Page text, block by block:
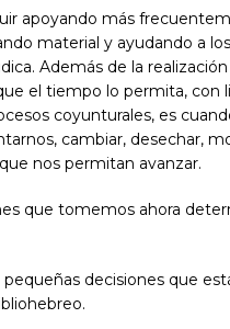
apoyando más
material y ayudando a
Además de la
el tiempo lo permita, con
coyunturales, es
cambiar, desechar,
nos permitan avanzar.
que tomemos ahora
decisiones que